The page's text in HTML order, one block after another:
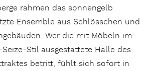
rahmen das sonnengelb
Ensemble aus Schlösschen und
Wer die mit Möbeln im
Stil ausgestattete Halle des
betritt, fühlt sich sofort in